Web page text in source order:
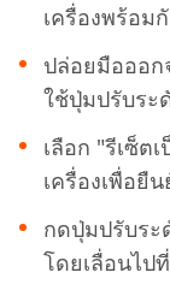
เครื่องพร้อม
ปล่อยมือออ
ใช้ปุ่มปรับระ
เลือก "รีเซ็ต
เครื่องเพื่อยื
กดปุ่มปรับระ
โดยเลื่อนไป